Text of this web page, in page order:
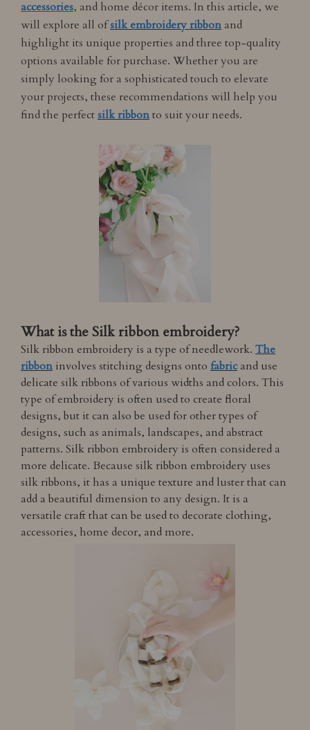
accessories, and home décor items. In this article, we
will explore all ofsilk embroidery ribbon and
highlight its unique properties and three top-quality
options available for purchase. Whether you are
simply looking for a sophisticated touch to elevate
your projects, these recommendations will help you
find the perfectsilk ribbonto suit your needs.
What is the Silk ribbon embroidery?
Silk ribbon embroidery is a type of needlework. The
ribbon involves stitching designs onto fabricand use
delicate silk ribbons of various widths and colors. This
type of embroidery is often used to create floral
designs, but it can also be used for other types of
designs, such as animals, landscapes, and abstract
patterns. Silk ribbon embroidery is often considered a
more delicate. Because silk ribbon embroidery uses
silk ribbons, it has a unique texture and luster that can
add a beautiful dimension to any design. It is a
versatile craft that can be used to decorate clothing,
accessories, home decor, and more.